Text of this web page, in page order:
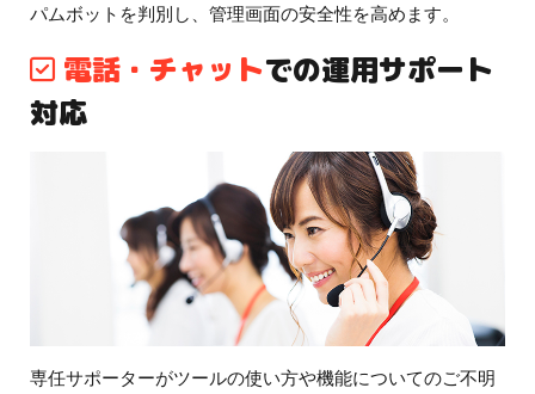
パムボットを判別し、管理画面の安全性を高めます。
電話・チャットでの運用サポート
対応
専任サポーターがツールの使い方や機能についてのご不明